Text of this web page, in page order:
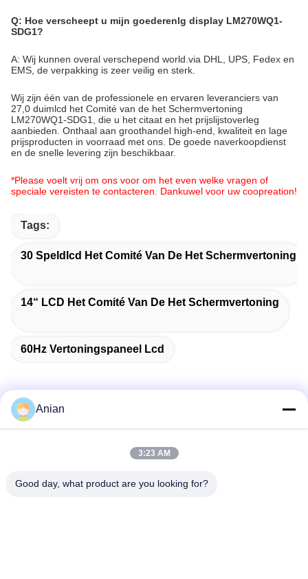
Q: Hoe verscheept u mijn goederenlg display LM270WQ1-
SDG1?
A: Wij kunnen overal verschepend world.via DHL, UPS, Fedex en
EMS, de verpakking is zeer veilig en sterk.
Wij zijn één van de professionele en ervaren leveranciers van
27,0 duimlcd het Comité van de het Schermvertoning
LM270WQ1-SDG1, die u het citaat en het prijslijstoverleg
aanbieden. Onthaal aan groothandel high-end, kwaliteit en lage
prijsproducten in voorraad met ons. De goede naverkoopdienst
en de snelle levering zijn beschikbaar.
*Please voelt vrij om ons voor om het even welke vragen of
speciale vereisten te contacteren. Dankuwel voor uw coopreation!
Tags:
30 Speldlcd Het Comité Van De Het Schermvertoning
14“ LCD Het Comité Van De Het Schermvertoning
60Hz Vertoningspaneel Lcd
Gebouw A, VERSINO Gebouw, Longhua New District,
Anian
3:23 AM
Good day, what product are you looking for?